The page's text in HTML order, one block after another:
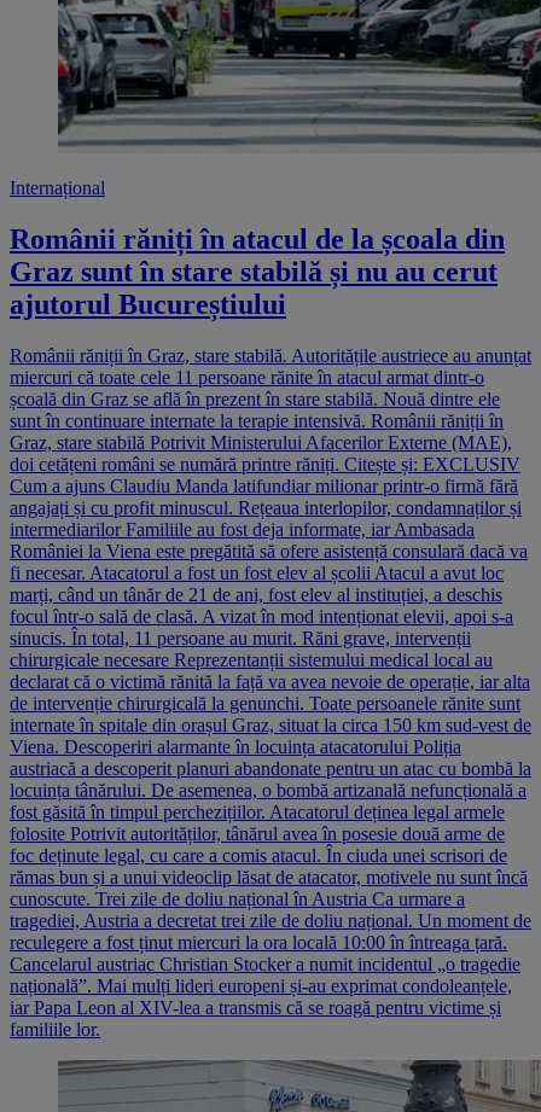
Internațional
Românii răniți în atacul de la școala din
Graz sunt în stare stabilă și nu au cerut
ajutorul Bucureștiului
Românii răniții în Graz, stare stabilă. Autoritățile austriece au anunțat
miercuri că toate cele 11 persoane rănite în atacul armat dintr-o
școală din Graz se află în prezent în stare stabilă. Nouă dintre ele
sunt în continuare internate la terapie intensivă. Românii răniții în
Graz, stare stabilă Potrivit Ministerului Afacerilor Externe (MAE),
doi cetățeni români se numără printre răniți. Citește și: EXCLUSIV
Cum a ajuns Claudiu Manda latifundiar milionar printr-o firmă fără
angajați și cu profit minuscul. Rețeaua interlopilor, condamnaților și
intermediarilor Familiile au fost deja informate, iar Ambasada
României la Viena este pregătită să ofere asistență consulară dacă va
fi necesar. Atacatorul a fost un fost elev al școlii Atacul a avut loc
marți, când un tânăr de 21 de ani, fost elev al instituției, a deschis
focul într-o sală de clasă. A vizat în mod intenționat elevii, apoi s-a
sinucis. În total, 11 persoane au murit. Răni grave, intervenții
chirurgicale necesare Reprezentanții sistemului medical local au
declarat că o victimă rănită la față va avea nevoie de operație, iar alta
de intervenție chirurgicală la genunchi. Toate persoanele rănite sunt
internate în spitale din orașul Graz, situat la circa 150 km sud-vest de
Viena. Descoperiri alarmante în locuința atacatorului Poliția
austriacă a descoperit planuri abandonate pentru un atac cu bombă la
locuința tânărului. De asemenea, o bombă artizanală nefuncțională a
fost găsită în timpul perchezițiilor. Atacatorul deținea legal armele
folosite Potrivit autorităților, tânărul avea în posesie două arme de
foc deținute legal, cu care a comis atacul. În ciuda unei scrisori de
rămas bun și a unui videoclip lăsat de atacator, motivele nu sunt încă
cunoscute. Trei zile de doliu național în Austria Ca urmare a
tragediei, Austria a decretat trei zile de doliu național. Un moment de
reculegere a fost ținut miercuri la ora locală 10:00 în întreaga țară.
Cancelarul austriac Christian Stocker a numit incidentul „o tragedie
națională”. Mai mulți lideri europeni și-au exprimat condoleanțele,
iar Papa Leon al XIV-lea a transmis că se roagă pentru victime și
familiile lor.